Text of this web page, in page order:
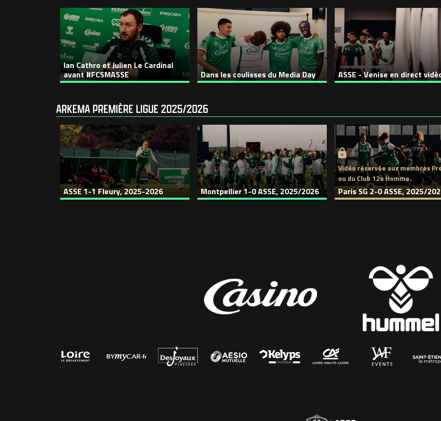
Ian Cathro et Julien Le Cardinal
avant #FCSMASSE Dans les coulisses du Media Day ASSE - Venise en direct
ARKEMA PREMIÈRE LIGUE 2025/2026
ASSE 1-1 Fleury, 2025-2026 Montpellier 1-0 ASSE, 2025/2026
Vidéo réservée aux membres
ou du Club 12e Homme.
Paris SG 2-0 ASSE, 2025/